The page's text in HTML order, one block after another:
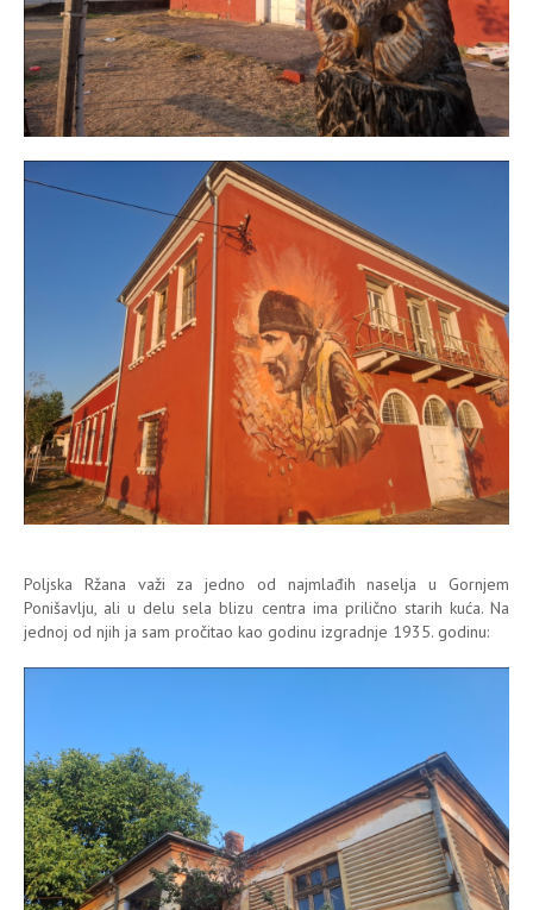
Poljska Ržana važi za jedno od najmlađih naselja u Gornjem
Ponišavlju, ali u delu sela blizu centra ima prilično starih kuća. Na
jednoj od njih ja sam pročitao kao godinu izgradnje 1935. godinu: